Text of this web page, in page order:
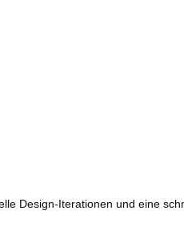
Design-Iterationen und eine